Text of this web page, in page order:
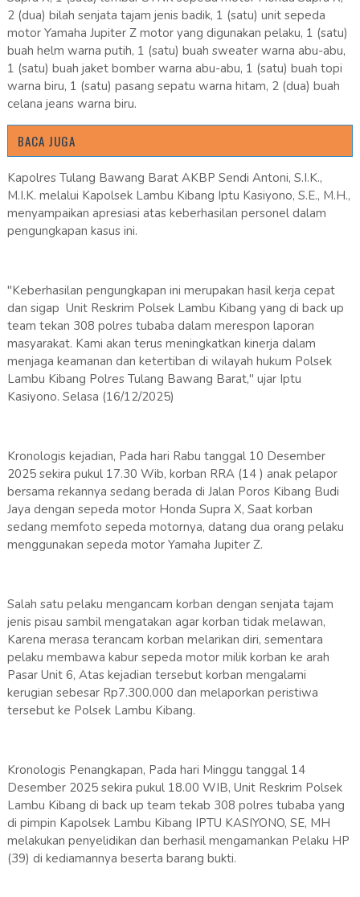
2 (dua) bilah senjata tajam jenis badik, 1 (satu) unit sepeda
motor Yamaha Jupiter Z motor yang digunakan pelaku, 1 (satu)
buah helm warna putih, 1 (satu) buah sweater warna abu-abu,
1 (satu) buah jaket bomber warna abu-abu, 1 (satu) buah topi
warna biru, 1 (satu) pasang sepatu warna hitam, 2 (dua) buah
celana jeans warna biru.
BACA JUGA
Kapolres Tulang Bawang Barat AKBP Sendi Antoni, S.I.K.,
M.I.K. melalui Kapolsek Lambu Kibang Iptu Kasiyono, S.E., M.H.,
menyampaikan apresiasi atas keberhasilan personel dalam
pengungkapan kasus ini.
"Keberhasilan pengungkapan ini merupakan hasil kerja cepat
dan sigap Unit Reskrim Polsek Lambu Kibang yang di back up
team tekan 308 polres tubaba dalam merespon laporan
masyarakat. Kami akan terus meningkatkan kinerja dalam
menjaga keamanan dan ketertiban di wilayah hukum Polsek
Lambu Kibang Polres Tulang Bawang Barat," ujar Iptu
Kasiyono. Selasa (16/12/2025)
Kronologis kejadian, Pada hari Rabu tanggal 10 Desember
2025 sekira pukul 17.30 Wib, korban RRA (14 ) anak pelapor
bersama rekannya sedang berada di Jalan Poros Kibang Budi
Jaya dengan sepeda motor Honda Supra X, Saat korban
sedang memfoto sepeda motornya, datang dua orang pelaku
menggunakan sepeda motor Yamaha Jupiter Z.
Salah satu pelaku mengancam korban dengan senjata tajam
jenis pisau sambil mengatakan agar korban tidak melawan,
Karena merasa terancam korban melarikan diri, sementara
pelaku membawa kabur sepeda motor milik korban ke arah
Pasar Unit 6, Atas kejadian tersebut korban mengalami
kerugian sebesar Rp7.300.000 dan melaporkan peristiwa
tersebut ke Polsek Lambu Kibang.
Kronologis Penangkapan, Pada hari Minggu tanggal 14
Desember 2025 sekira pukul 18.00 WIB, Unit Reskrim Polsek
Lambu Kibang di back up team tekab 308 polres tubaba yang
di pimpin Kapolsek Lambu Kibang IPTU KASIYONO, SE, MH
melakukan penyelidikan dan berhasil mengamankan Pelaku HP
(39) di kediamannya beserta barang bukti.